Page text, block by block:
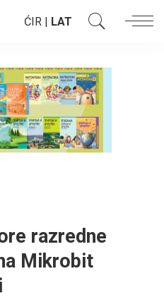
ĆIR | LAT
razredne
Mikrobit